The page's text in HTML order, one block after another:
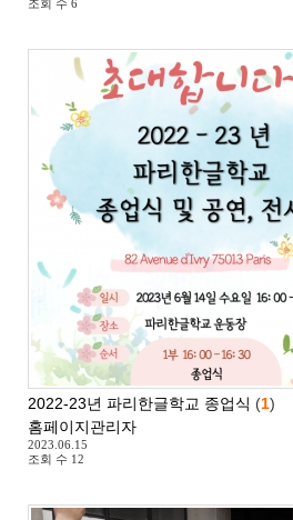
조회 수 6
2022-23년 파리한글학교 종업식 (1)
홈페이지관리자
2023.06.15
조회 수 12